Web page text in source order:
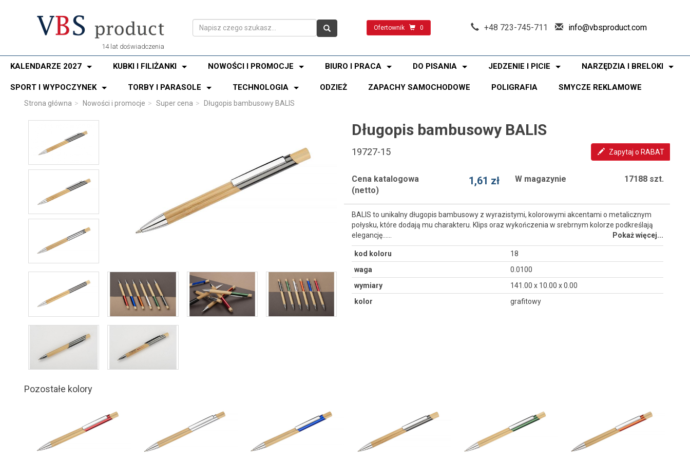
14 lat doświadczenia
Ofertownik 0 +48 723-745-711 info@vbsproduct.com
KALENDARZE 2027 KUBKI I FILIŻANKI NOWOŚCI I PROMOCJE BIURO I PRACA DO PISANIA JEDZENIE I PICIE NARZĘDZIA I BRELOKI
SPORT I WYPOCZYNEK TORBY I PARASOLE TECHNOLOGIA ODZIEŻ ZAPACHY SAMOCHODOWE POLIGRAFIA SMYCZE REKLAMOWE
Strona główna Nowości i promocje Super cena Długopis bambusowy BALIS
Długopis bambusowy BALIS
19727-15 Zapytaj o RABAT
Cena katalogowa
(netto)
1,61 zł W magazynie 17188 szt.
BALIS to unikalny długopis bambusowy z wyrazistymi, kolorowymi akcentami o metalicznym
połysku, które dodają mu charakteru. Klips oraz wykończenia w srebrnym kolorze podkreślają
elegancję...…
Pokaż więcej...
kod koloru
18
waga
0.0100
wymiary
141.00 x 10.00 x 0.00
kolor
grafitowy
Pozostałe kolory